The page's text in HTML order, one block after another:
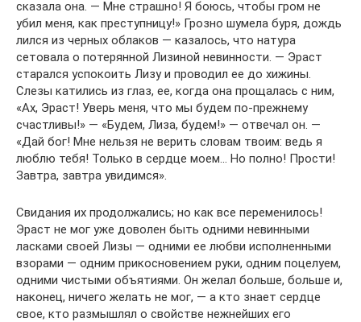
сказала она. — Мне страшно! Я боюсь, чтобы гром не
убил меня, как преступницу!» Грозно шумела буря, дождь
лился из черных облаков — казалось, что натура
сетовала о потерянной Лизиной невинности. — Эраст
старался успокоить Лизу и проводил ее до хижины.
Слезы катились из глаз, ее, когда она прощалась с ним,
«Ах, Эраст! Уверь меня, что мы будем по-прежнему
счастливы!» — «Будем, Лиза, будем!» — отвечал он. —
«Дай бог! Мне нельзя не верить словам твоим: ведь я
люблю тебя! Только в сердце моем… Но полно! Прости!
Завтра, завтра увидимся».
Свидания их продолжались; но как все переменилось!
Эраст не мог уже доволен быть одними невинными
ласками своей Лизы — одними ее любви исполненными
взорами — одним прикосновением руки, одним поцелуем,
одними чистыми объятиями. Он желал больше, больше и,
наконец, ничего желать не мог, — а кто знает сердце
свое, кто размышлял о свойстве нежнейших его